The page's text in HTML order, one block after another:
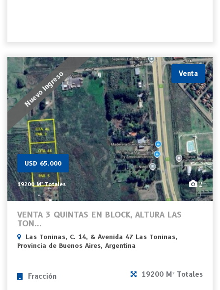
Nuevo Ingreso Venta
USD 65.000
19200 M² Totales 2
VENTA 3 QUINTAS EN BLOCK, ALTURA LAS
TON...
Las Toninas, C. 14, & Avenida 47 Las Toninas,
Provincia de Buenos Aires, Argentina
Fracción 19200 M² Totales